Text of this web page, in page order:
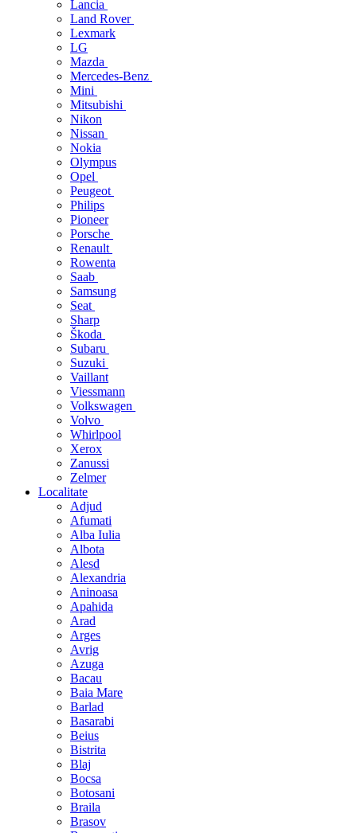
Lancia
Land Rover
Lexmark
LG
Mazda
Mercedes-Benz
Mini
Mitsubishi
Nikon
Nissan
Nokia
Olympus
Opel
Peugeot
Philips
Pioneer
Porsche
Renault
Rowenta
Saab
Samsung
Seat
Sharp
Škoda
Subaru
Suzuki
Vaillant
Viessmann
Volkswagen
Volvo
Whirlpool
Xerox
Zanussi
Zelmer
Localitate
Adjud
Afumati
Alba Iulia
Albota
Alesd
Alexandria
Aninoasa
Apahida
Arad
Arges
Avrig
Azuga
Bacau
Baia Mare
Barlad
Basarabi
Beius
Bistrita
Blaj
Bocsa
Botosani
Braila
Brasov